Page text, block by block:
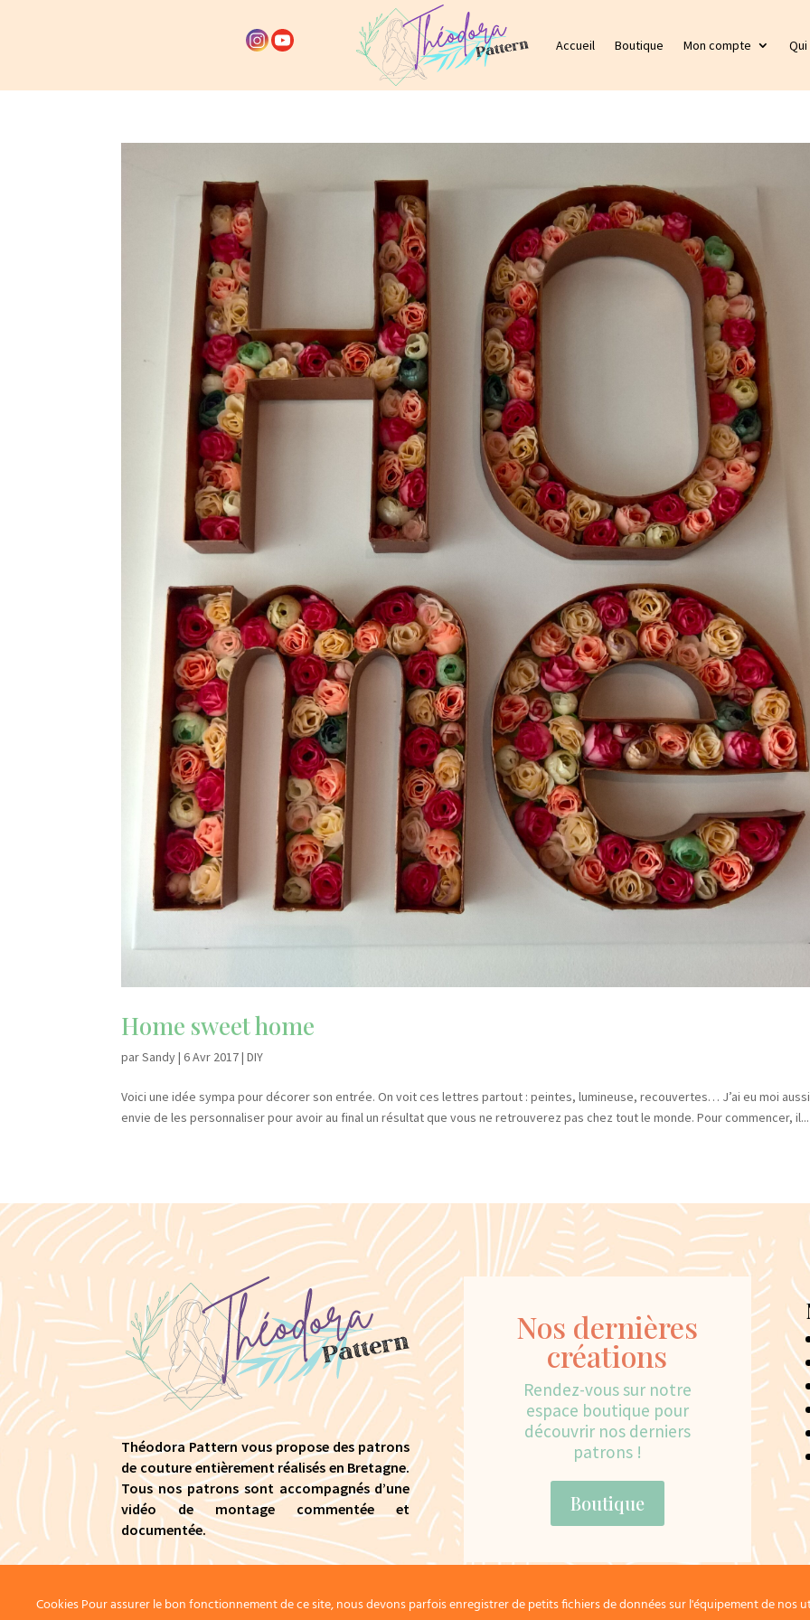
Accueil Boutique Mon compte
Home sweet home
parSandy|6 Avr 2017|DIY
Voici une idée sympa pour décorer son entrée. On voit ces lettres partout : peintes, lumineuse, recouvertes… J’ai eu moi aussi
envie de les personnaliser pour avoir au final un résultat que vous ne retrouverez pas chez tout le monde. Pour commencer, il...
Théodora Pattern vous propose des patrons
de couture entièrement réalisés en Bretagne.
Tous nos patrons sont accompagnés d’une
vidéo de montage commentée et
documentée.
Nos dernières
créations
Rendez-vous sur notre
espace boutique pour
découvrir nos derniers
patrons !
Boutique
Cookies Pour assurer le bon fonctionnement de ce site, nous devons parfois enregistrer de petits fichiers de données sur l'équipement de nos